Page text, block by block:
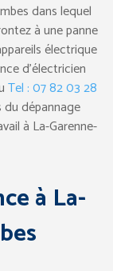
dans lequel
à une panne
électrique
d’électricien
Tel : 07 82 03 28
du dépannage
à La-Garenne-
à La-